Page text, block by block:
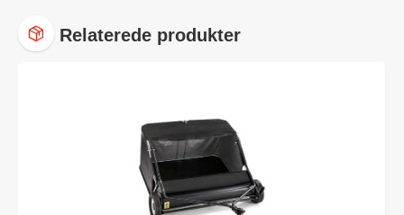
Relaterede produkter